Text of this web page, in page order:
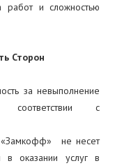
работ и сложностью
Сторон
за невыполнение
с
«Замкофф» не несет
в оказании услуг в